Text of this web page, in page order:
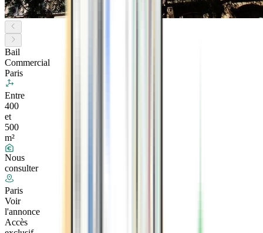
Bail
Commercial
Paris
Entre
400
et
500
m²
Nous
consulter
Paris
Voir
l'annonce
Accès